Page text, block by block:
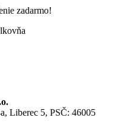
zadarmo!
Liberec 5, PSČ: 46005